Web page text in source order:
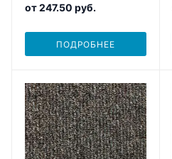
от247.50 руб.
ПОДРОБНЕЕ